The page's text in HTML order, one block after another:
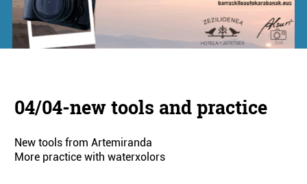
04/04-new tools and practice
New tools from Artemiranda
More practice with waterxolors